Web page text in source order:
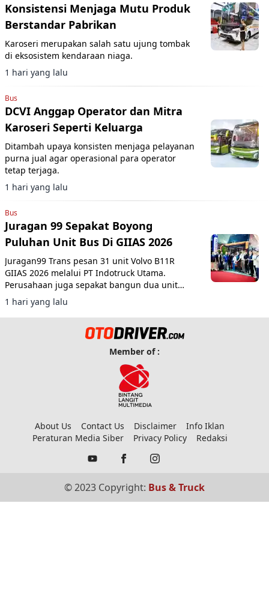
Konsistensi Menjaga Mutu Produk
Berstandar Pabrikan
Karoseri merupakan salah satu ujung tombak
di eksosistem kendaraan niaga.
1 hari yang lalu
Bus
DCVI Anggap Operator dan Mitra
Karoseri Seperti Keluarga
Ditambah upaya konsisten menjaga pelayanan
purna jual agar operasional para operator
tetap terjaga.
1 hari yang lalu
Bus
Juragan 99 Sepakat Boyong
Puluhan Unit Bus Di GIIAS 2026
Juragan99 Trans pesan 31 unit Volvo B11R
GIIAS 2026 melalui PT Indotruck Utama.
Perusahaan juga sepakat bangun dua unit
double decker berbasis sasis Scania K450CB
untuk layanan AKAP premium.
1 hari yang lalu
Member of :
About Us Contact Us Disclaimer
Info Iklan
Peraturan Media Siber
Privacy Policy Redaksi
© 2023 Copyright: Bus & Truck